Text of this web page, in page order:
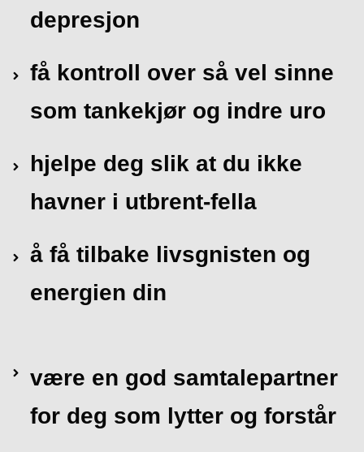
depresjon
få kontroll over så vel sinne
som tankekjør og indre uro
hjelpe deg slik at du ikke
havner i utbrent-fella
å få tilbake livsgnisten og
energien din
være en god samtalepartner
for deg som lytter og forstår